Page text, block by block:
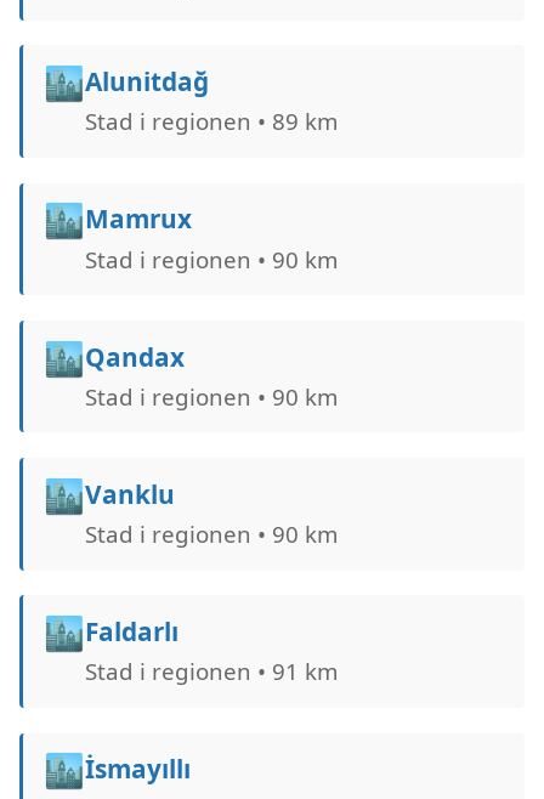
🏙️Alunitdağ
Stad i regionen • 89 km
🏙️Mamrux
Stad i regionen • 90 km
🏙️Qandax
Stad i regionen • 90 km
🏙️Vanklu
Stad i regionen • 90 km
🏙️Faldarlı
Stad i regionen • 91 km
🏙️İsmayıllı